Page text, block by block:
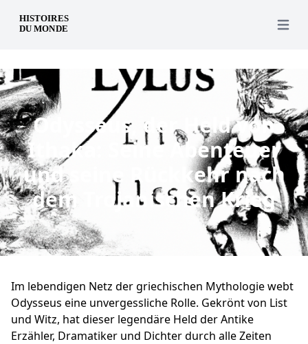
de Open
Odysseus, der Held von
Ithaka: Seine Abenteuer
und seine Rückkehr nach
dem Trojanischen Krieg
Im lebendigen Netz der griechischen Mythologie webt
Odysseus eine unvergessliche Rolle. Gekrönt von List
und Witz, hat dieser legendäre Held der Antike
Erzähler, Dramatiker und Dichter durch alle Zeiten